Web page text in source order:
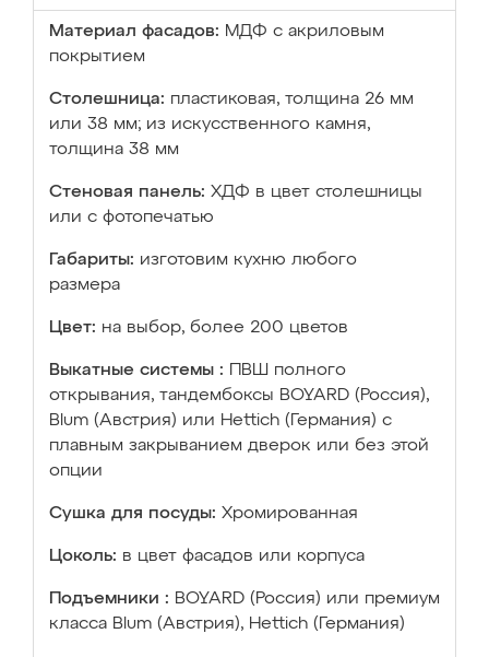
Материал фасадов: МДФ с акриловым
покрытием
Столешница: пластиковая, толщина 26 мм
или 38 мм; из искусственного камня,
толщина 38 мм
Стеновая панель: ХДФ в цвет столешницы
или с фотопечатью
Габариты: изготовим кухню любого
размера
Цвет: на выбор, более 200 цветов
Выкатные системы :
ПВШ полного
открывания, тандембоксы BOYARD (Россия),
Blum (Австрия) или Hettich (Германия) с
плавным закрыванием дверок или без этой
опции
Сушка для посуды: Хромированная
Цоколь: в цвет фасадов или корпуса
Подъемники : BOYARD (Россия) или премиум
класса Blum (Австрия), Hettich (Германия)